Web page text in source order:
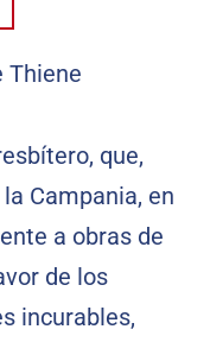
que,
Campania, en
a obras de
de los
incurables,